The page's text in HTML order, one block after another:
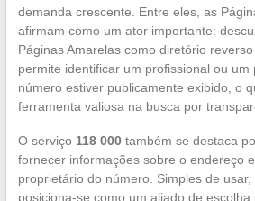
demanda crescente. Entre eles, as
afirmam como um ator importante:
Páginas Amarelas como diretório
permite identificar um profissional ou um
número estiver publicamente exibido, o
ferramenta valiosa na busca por
O serviço 118 000também se destaca
fornecer informações sobre o endereço
proprietário do número. Simples de usar,
posiciona-se como um aliado de escolha